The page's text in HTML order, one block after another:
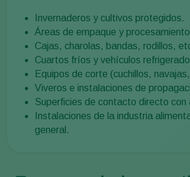
Invernaderos y cultivos protegidos.
Áreas de empaque y
Cajas, charolas, bandas, rodillos,
Cuartos fríos y vehículos
Equipos de corte (cuchillos,
Viveros e instalaciones de
Superficies de contacto directo con
Instalaciones de la industria
general.